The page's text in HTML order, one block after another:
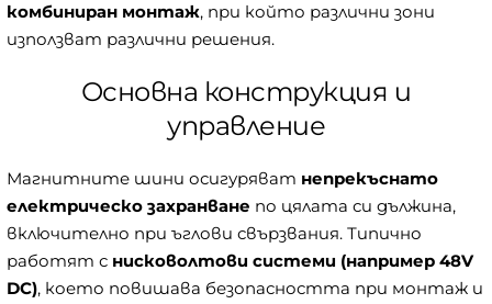
комбиниран монтаж, при който различни зони
използват различни решения.
Основна конструкция и
управление
Магнитните шини осигуряват непрекъснато
електрическо захранване по цялата си дължина,
включително при ъглови свързвания. Типично
работят с нисковолтови системи (например 48V
DC), което повишава безопасността при монтаж и